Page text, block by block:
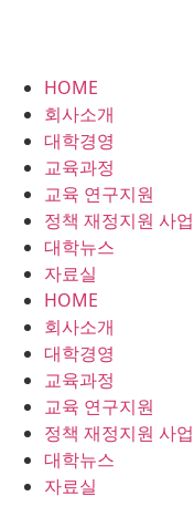
HOME
회사소개
대학경영
교육과정
교육 연구지원
정책 재정지원 사업
대학뉴스
자료실
HOME
회사소개
대학경영
교육과정
교육 연구지원
정책 재정지원 사업
대학뉴스
자료실